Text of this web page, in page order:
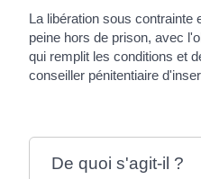
La libération sous contrainte
peine hors de prison, avec
qui remplit les conditions et
conseiller pénitentiaire
De quoi s'agit-il ?